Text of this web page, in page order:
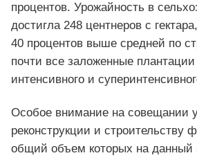
процентов. Урожайность в
достигла 248 центнеров с
40 процентов выше средней по
почти все заложенные
интенсивного и
Особое внимание на совещании
реконструкции и строительству
общий объем которых на данный